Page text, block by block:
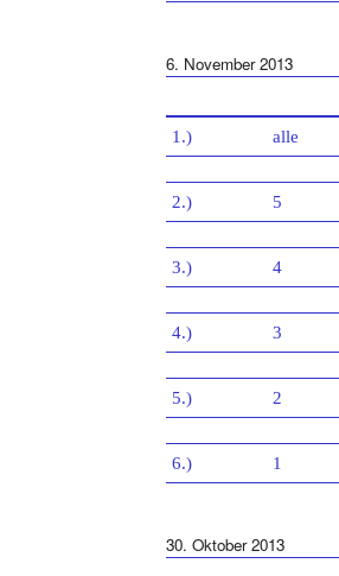
6. November 2013
1.) alle
2.) 5
3.) 4
4.) 3
5.) 2
6.) 1
30. Oktober 2013